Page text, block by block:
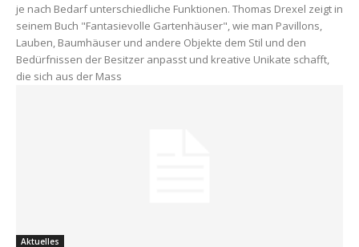
je nach Bedarf unterschiedliche Funktionen. Thomas Drexel zeigt in
seinem Buch "Fantasievolle Gartenhäuser", wie man Pavillons,
Lauben, Baumhäuser und andere Objekte dem Stil und den
Bedürfnissen der Besitzer anpasst und kreative Unikate schafft,
die sich aus der Mass
Aktuelles